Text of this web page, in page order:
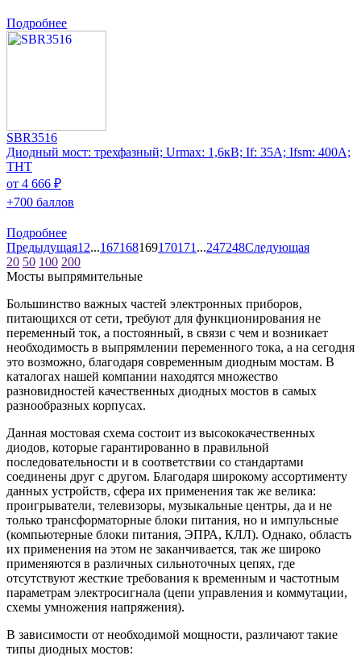
Подробнее
SBR3516
Диодный мост: трехфазный; Urmax: 1,6кВ; If: 35А; Ifsm: 400А;
THT
от 4 666 ₽
+700 баллов
Подробнее
Предыдущая1 2...167168169170171 ...247248Следующая
20 50 100 200
Мосты выпрямительные
Большинство важных частей электронных приборов,
питающихся от сети, требуют для функционирования не
переменный ток, а постоянный, в связи с чем и возникает
необходимость в выпрямлении переменного тока, а на сегодня
это возможно, благодаря современным диодным мостам. В
каталогах нашей компании находятся множество
разновидностей качественных диодных мостов в самых
разнообразных корпусах.
Данная мостовая схема состоит из высококачественных
диодов, которые гарантированно в правильной
последовательности и в соответствии со стандартами
соединены друг с другом. Благодаря широкому ассортименту
данных устройств, сфера их применения так же велика:
проигрыватели, телевизоры, музыкальные центры, да и не
только трансформаторные блоки питания, но и импульсные
(компьютерные блоки питания, ЭПРА, КЛЛ). Однако, область
их применения на этом не заканчивается, так же широко
применяются в различных сильноточных цепях, где
отсутствуют жесткие требования к временным и частотным
параметрам электросигнала (цепи управления и коммутации,
схемы умножения напряжения).
В зависимости от необходимой мощности, различают такие
типы диодных мостов: